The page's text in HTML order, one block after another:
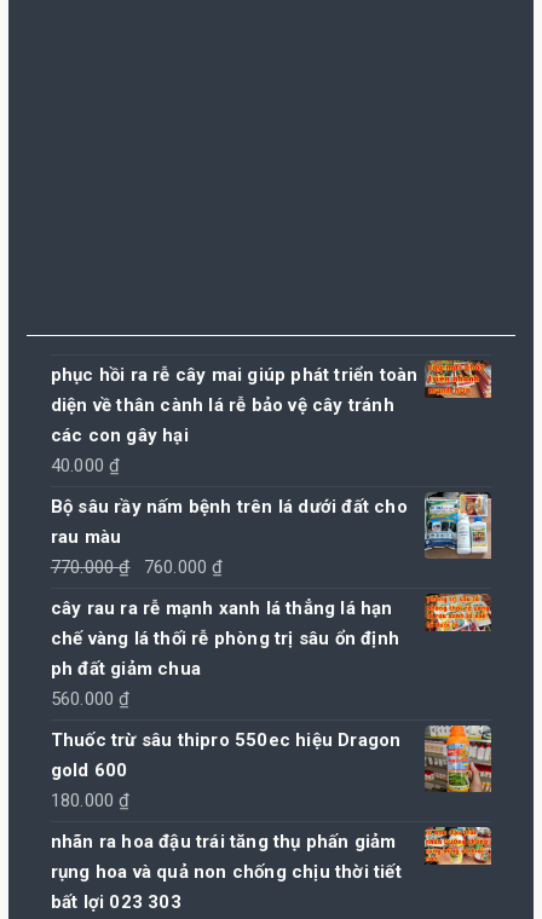
phục hồi ra rễ cây mai giúp phát triển toàn
diện về thân cành lá rễ bảo vệ cây tránh
các con gây hại
40.000₫
Bộ sâu rầy nấm bệnh trên lá dưới đất cho
rau màu
770.000₫
Giá
gốc
770.000 ₫.
760.000₫
cây rau ra rễ mạnh xanh lá thẳng lá hạn
chế vàng lá thối rễ phòng trị sâu ổn định
ph đất giảm chua
560.000₫
Thuốc trừ sâu thipro 550ec hiệu Dragon
gold 600
180.000₫
nhãn ra hoa đậu trái tăng thụ phấn giảm
rụng hoa và quả non chống chịu thời tiết
bất lợi 023 303